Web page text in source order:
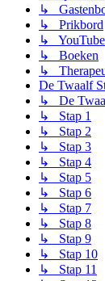
↳
↳ Prikbord
↳ YouTube
↳ Boeken
↳
De Twaalf
↳ De
↳ Stap 1
↳ Stap 2
↳ Stap 3
↳ Stap 4
↳ Stap 5
↳ Stap 6
↳ Stap 7
↳ Stap 8
↳ Stap 9
↳ Stap 10
↳ Stap 11